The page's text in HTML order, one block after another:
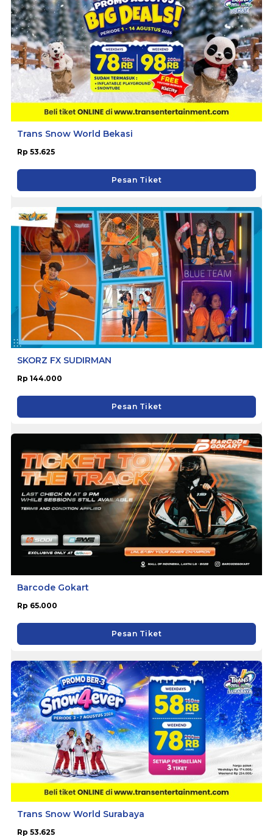
Trans Snow World Bekasi
Rp 53.625
Pesan Tiket
SKORZ FX SUDIRMAN
Rp 144.000
Pesan Tiket
Barcode Gokart
Rp 65.000
Pesan Tiket
Trans Snow World Surabaya
Rp 53.625